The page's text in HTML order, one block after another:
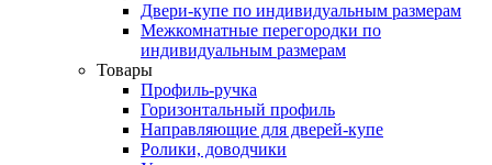
Двери-купе по индивидуальным размерам
Межкомнатные перегородки по
индивидуальным размерам
Товары
Профиль-ручка
Горизонтальный профиль
Направляющие для дверей-купе
Ролики, доводчики